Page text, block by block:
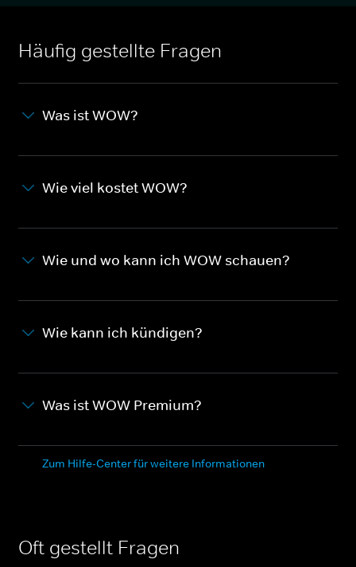
Häufig gestellte Fragen
Was ist WOW?
Wie viel kostet WOW?
Wie und wo kann ich WOW schauen?
Wie kann ich kündigen?
Was ist WOW Premium?
Zum Hilfe-Center für weitere Informationen
Oft gestellt Fragen